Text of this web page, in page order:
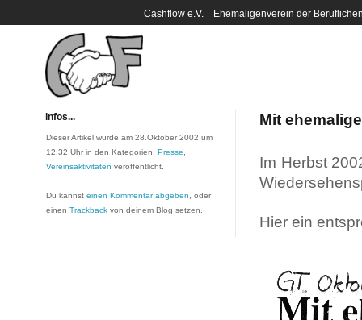
Cashflow e.V. Ehemaligenverein der
infos...
Dieser Artikel wurde am 28.Oktober 2002 um
12:32 Uhr in den Kategorien: Presse
Vereinsaktivitäten veröffentlicht.
Du kannst einen Kommentar abgeben , oder
einen Trackback von deinem Blog setzen.
Mit
Im Herbst
Hier ein